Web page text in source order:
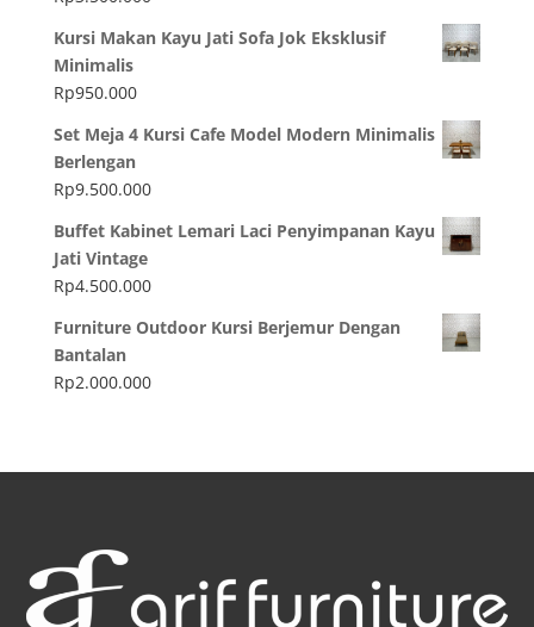
Kursi Makan Kayu Jati Sofa Jok Eksklusif
Minimalis
Rp950.000
Set Meja 4 Kursi Cafe Model Modern Minimalis
Berlengan
Rp9.500.000
Buffet Kabinet Lemari Laci Penyimpanan Kayu
Jati Vintage
Rp4.500.000
Furniture Outdoor Kursi Berjemur Dengan
Bantalan
Rp2.000.000